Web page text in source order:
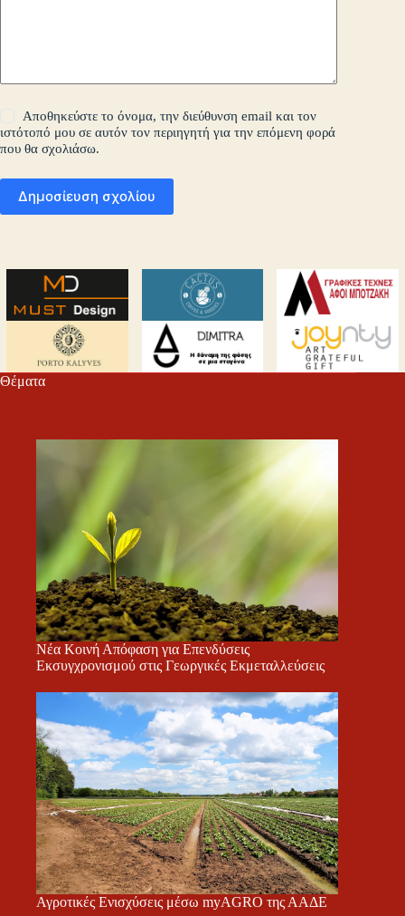
Αποθηκεύστε το όνομα, την διεύθυνση email και τον
ιστότοπό μου σε αυτόν τον περιηγητή για την επόμενη φορά
που θα σχολιάσω.
Δημοσίευση σχολίου
Θέματα
Νέα Κοινή Απόφαση για Επενδύσεις
Εκσυγχρονισμού στις Γεωργικές Εκμεταλλεύσεις
Αγροτικές Ενισχύσεις μέσω myAGRO της ΑΑΔΕ